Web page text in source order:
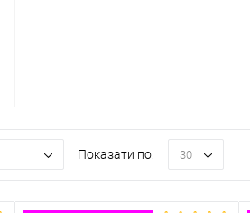
Показати по: 30